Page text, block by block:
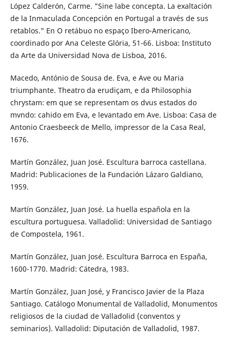
López Calderón, Carme. "Sine labe concepta. La exaltación
de la Inmaculada Concepción en Portugal a través de sus
retablos." En O retábuo no espaço Ibero-Americano,
coordinado por Ana Celeste Glória, 51-66. Lisboa: Instituto
da Arte da Universidad Nova de Lisboa, 2016.
Macedo, António de Sousa de. Eva, e Ave ou Maria
triumphante. Theatro da erudiçam, e da Philosophia
chrystam: em que se representam os dvus estados do
mvndo: cahido em Eva, e levantado em Ave. Lisboa: Casa de
Antonio Craesbeeck de Mello, impressor de la Casa Real,
1676.
Martín González, Juan José. Escultura barroca castellana.
Madrid: Publicaciones de la Fundación Lázaro Galdiano,
1959.
Martín González, Juan José. La huella española en la
escultura portuguesa. Valladolid: Universidad de Santiago
de Compostela, 1961.
Martín González, Juan José. Escultura Barroca en España,
1600-1770. Madrid: Cátedra, 1983.
Martín González, Juan José, y Francisco Javier de la Plaza
Santiago. Catálogo Monumental de Valladolid, Monumentos
religiosos de la ciudad de Valladolid (conventos y
seminarios). Valladolid: Diputación de Valladolid, 1987.